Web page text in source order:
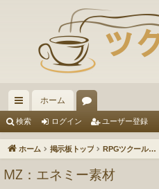
イ
ッ
ホーム
ー
ム
検索 ログイン ユーザー登録
ホーム 掲示板トップ RPGツクールMZ
MZ：エネミー素材